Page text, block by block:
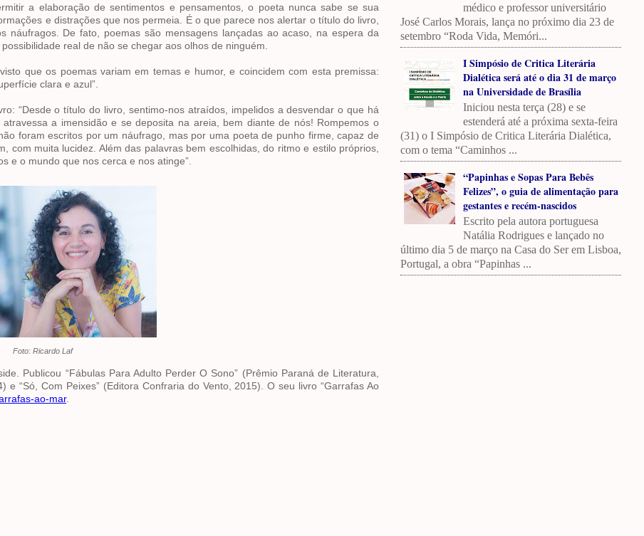
a elaboração de sentimentos e pensamentos, o poeta nunca sabe se sua
e distrações que nos permeia. É o que parece nos alertar o título do livro,
náufragos. De fato, poemas são mensagens lançadas ao acaso, na espera da
real de não se chegar aos olhos de ninguém.
que os poemas variam em temas e humor, e coincidem com esta premissa:
clara e azul”.
“Desde o título do livro, sentimo-nos atraídos, impelidos a desvendar o que há
a imensidão e se deposita na areia, bem diante de nós! Rompemos o
foram escritos por um náufrago, mas por uma poeta de punho firme, capaz de
com muita lucidez. Além das palavras bem escolhidas, do ritmo e estilo próprios,
e o mundo que nos cerca e nos atinge”.
Foto: Ricardo Laf
Publicou “Fábulas Para Adulto Perder O Sono” (Prêmio Paraná de Literatura,
e “Só, Com Peixes” (Editora Confraria do Vento, 2015). O seu livro “Garrafas Ao
ao-mar.
médico e professor universitário
José Carlos Morais, lança no próximo dia 23 de
setembro “Roda Vida, Memóri...
I Simpósio de Critica Literária
Dialética será até o dia 31 de março
na Universidade de Brasília
Iniciou nesta terça (28) e se
estenderá até a próxima sexta-feira
(31) o I Simpósio de Critica Literária Dialética,
com o tema “Caminhos ...
“Papinhas e Sopas Para Bebês
Felizes”, o guia de alimentação para
gestantes e recém-nascidos
Escrito pela autora portuguesa
Natália Rodrigues e lançado no
último dia 5 de março na Casa do Ser em Lisboa,
Portugal, a obra “Papinhas ...